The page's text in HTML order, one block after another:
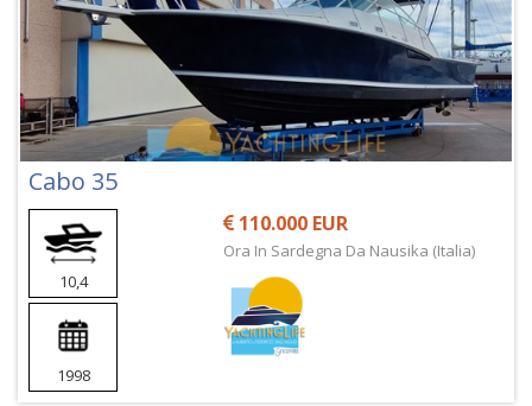
Cabo 35
10,4
1998
110.000 EUR
Ora In Sardegna Da Nausika (Italia)